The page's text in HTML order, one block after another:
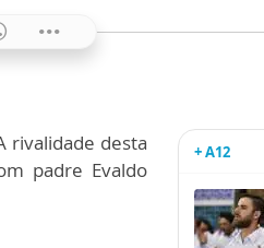
rivalidade desta
padre Evaldo
+ A12